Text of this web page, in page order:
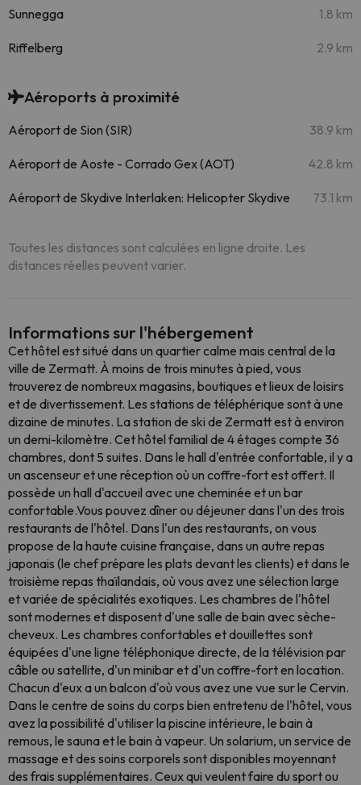
Sunnegga 1.8 km
Riffelberg 2.9 km
Aéroports à proximité
Aéroport de Sion (SIR) 38.9 km
Aéroport de Aoste - Corrado Gex (AOT) 42.8 km
Aéroport de Skydive Interlaken: Helicopter Skydive 73.1 km
Toutes les distances sont calculées en ligne droite. Les
distances réelles peuvent varier.
Informations sur l'hébergement
Cet hôtel est situé dans un quartier calme mais central de la
ville de Zermatt. À moins de trois minutes à pied, vous
trouverez de nombreux magasins, boutiques et lieux de loisirs
et de divertissement. Les stations de téléphérique sont à une
dizaine de minutes. La station de ski de Zermatt est à environ
un demi-kilomètre. Cet hôtel familial de 4 étages compte 36
chambres, dont 5 suites. Dans le hall d'entrée confortable, il y a
un ascenseur et une réception où un coffre-fort est offert. Il
possède un hall d'accueil avec une cheminée et un bar
confortable.Vous pouvez dîner ou déjeuner dans l'un des trois
restaurants de l'hôtel. Dans l'un des restaurants, on vous
propose de la haute cuisine française, dans un autre repas
japonais (le chef prépare les plats devant les clients) et dans le
troisième repas thaïlandais, où vous avez une sélection large
et variée de spécialités exotiques. Les chambres de l'hôtel
sont modernes et disposent d'une salle de bain avec sèche-
cheveux. Les chambres confortables et douillettes sont
équipées d'une ligne téléphonique directe, de la télévision par
câble ou satellite, d'un minibar et d'un coffre-fort en location.
Chacun d'eux a un balcon d'où vous avez une vue sur le Cervin.
Dans le centre de soins du corps bien entretenu de l'hôtel, vous
avez la possibilité d'utiliser la piscine intérieure, le bain à
remous, le sauna et le bain à vapeur. Un solarium, un service de
massage et des soins corporels sont disponibles moyennant
des frais supplémentaires. Ceux qui veulent faire du sport ou